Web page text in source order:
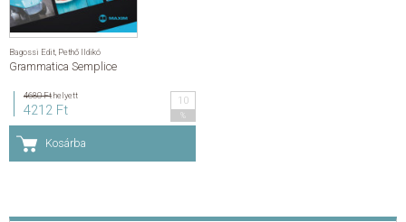
Bagossi Edit Pethő Ildikó
Grammatica Semplice
4680 Fthelyett
4212 Ft
10
Kosárba
SEGÍTHETEK?
KAPCSOLAT
ÁLTALÁNOS SZERZŐDÉSI FELTÉTELEK